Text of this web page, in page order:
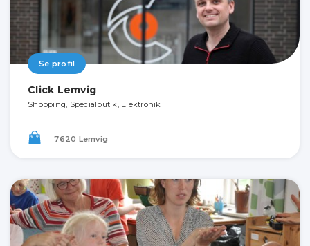
Se profil
Click Lemvig
Shopping, Specialbutik, Elektronik
7620 Lemvig